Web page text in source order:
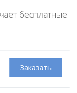
бесплатные
Заказать